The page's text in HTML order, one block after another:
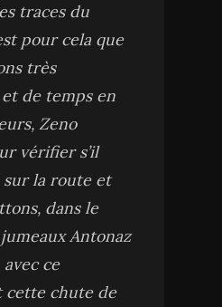
traces du
pour cela que
très
de temps en
Zeno
vérifier s’il
la route et
dans le
Antonaz
ce
cette chute de